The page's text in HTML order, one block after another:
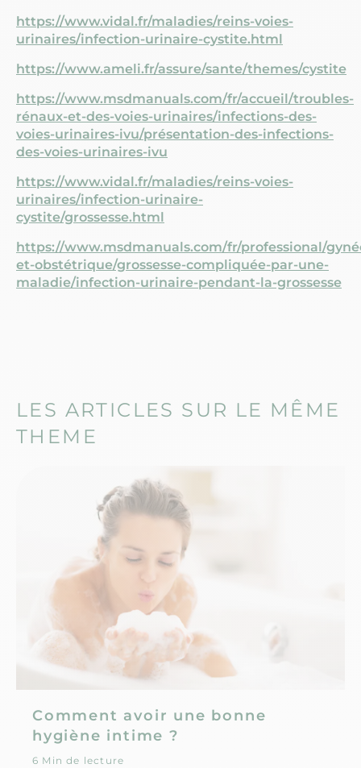
https://www.vidal.fr/maladies/reins-voies-
urinaires/infection-urinaire-cystite.html
https://www.ameli.fr/assure/sante/themes/cystite
https://www.msdmanuals.com/fr/accueil/troubles-
rénaux-et-des-voies-urinaires/infections-des-
voies-urinaires-ivu/présentation-des-infections-
des-voies-urinaires-ivu
https://www.vidal.fr/maladies/reins-voies-
urinaires/infection-urinaire-
cystite/grossesse.html
https://www.msdmanuals.com/fr/professional/
et-obstétrique/grossesse-compliquée-par-une-
maladie/infection-urinaire-pendant-la-grossesse
LES ARTICLES SUR LE MÊME
THEME
Comment avoir une bonne
hygiène intime ?
6 Min de lecture